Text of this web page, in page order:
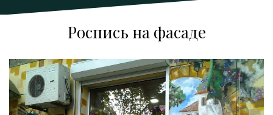
Роспись на фасаде